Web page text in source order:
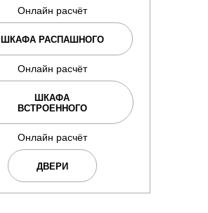
Онлайн расчёт
ШКАФА РАСПАШНОГО
Онлайн расчёт
ШКАФА
ВСТРОЕННОГО
Онлайн расчёт
ДВЕРИ